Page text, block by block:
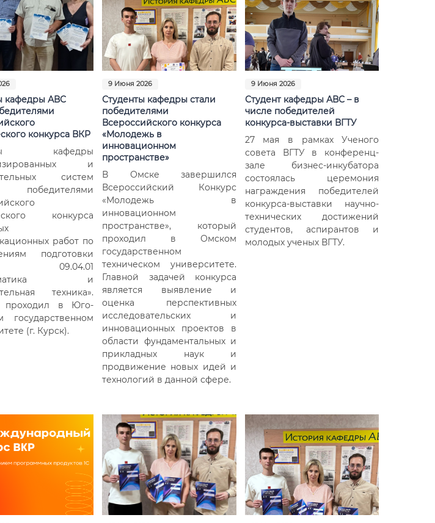
кафедры АВС
конкурса ВКР
кафедры
и
систем
конкурса
работ по
подготовки
09.04.01
и
техника».
проходил в Юго-
государственном
(г. Курск).
9 Июня 2026
Студенты кафедры стали
победителями
Всероссийского конкурса
«Молодежь в
инновационном
пространстве»
В Омске завершился
Всероссийский Конкурс
«Молодежь в
инновационном
пространстве», который
проходил в Омском
государственном
техническом университете.
Главной задачей конкурса
является выявление и
оценка перспективных
исследовательских и
инновационных проектов в
области фундаментальных и
прикладных наук и
продвижение новых идей и
технологий в данной сфере.
9 Июня 2026
Студент кафедры АВС – в
числе победителей
конкурса-выставки ВГТУ
27 мая в рамках Ученого
совета ВГТУ в конференц-
зале бизнес-инкубатора
состоялась церемония
награждения победителей
конкурса-выставки научно-
технических достижений
студентов, аспирантов и
молодых ученых ВГТУ.